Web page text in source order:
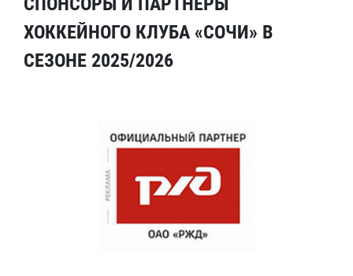
ХОККЕЙНОГО КЛУБА «СОЧИ» В
СЕЗОНЕ 2025/2026